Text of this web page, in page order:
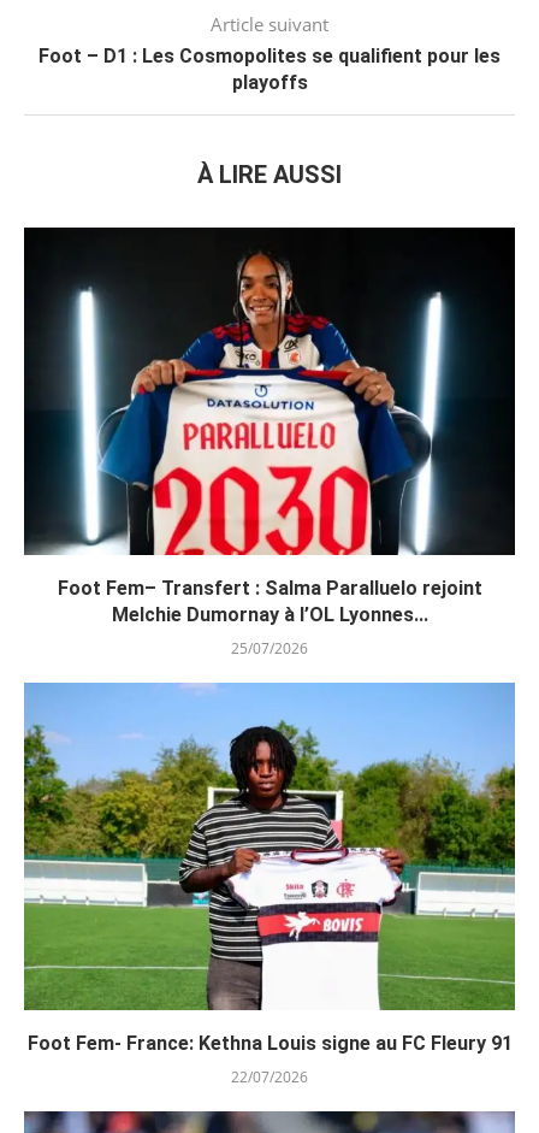
Article suivant
Foot – D1 : Les Cosmopolites se qualifient pour les
playoffs
À LIRE AUSSI
Foot Fem– Transfert : Salma Paralluelo rejoint
Melchie Dumornay à l’OL Lyonnes...
25/07/2026
Foot Fem- France: Kethna Louis signe au FC Fleury 91
22/07/2026